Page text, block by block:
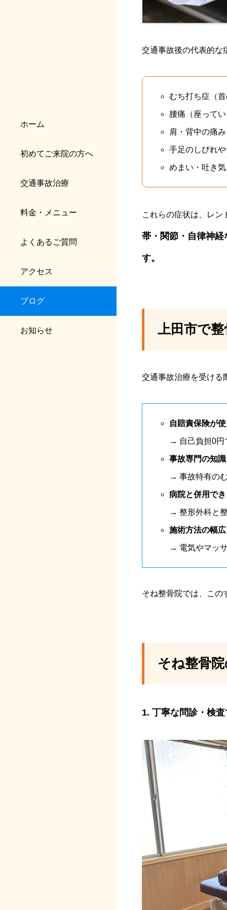
ホーム
初めてご来院の方へ
交通事故治療
料金・メニュー
よくあるご質問
アクセス
ブログ
お知らせ
交通事故後の代表的な
むち打ち症（
腰痛（座って
肩・背中の痛み
手足のしびれ
めまい・吐き
これらの症状は、レン
帯・関節・自律神
す。
上田市で
交通事故治療を受ける
自賠責保険が
→ 自己負担0円
事故専門の知
→ 事故特有の
病院と併用で
→ 整形外科と
施術方法の幅
→ 電気やマッ
そね整骨院では、この
そね整骨
1. 丁寧な問診・検